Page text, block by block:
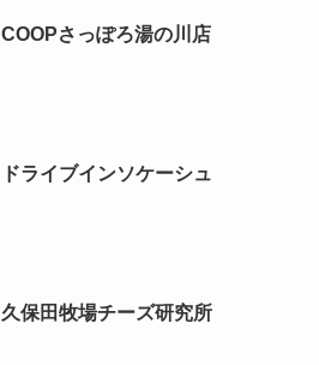
COOPさっぽろ湯の川店
ドライブインソケーシュ
久保田牧場チーズ研究所